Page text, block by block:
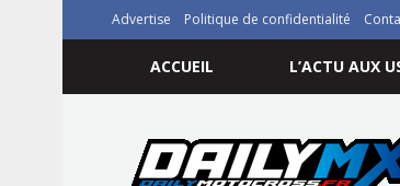
Advertise Politique de confidentialité
ACCUEIL L’ACTU AUX